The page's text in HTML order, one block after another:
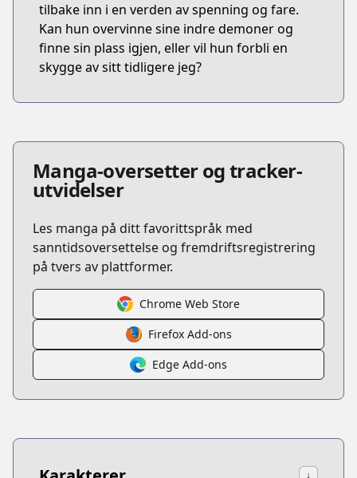
tilbake inn i en verden av spenning og fare.
Kan hun overvinne sine indre demoner og
finne sin plass igjen, eller vil hun forbli en
skygge av sitt tidligere jeg?
Manga-oversetter og tracker-
utvidelser
Les manga på ditt favorittspråk med
sanntidsoversettelse og fremdriftsregistrering
på tvers av plattformer.
Chrome Web Store
Firefox Add-ons
Edge Add-ons
↓